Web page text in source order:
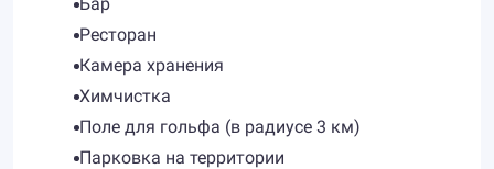
Ресторан
Камера хранения
Химчистка
Поле для гольфа (в радиусе 3 км)
Парковка на территории